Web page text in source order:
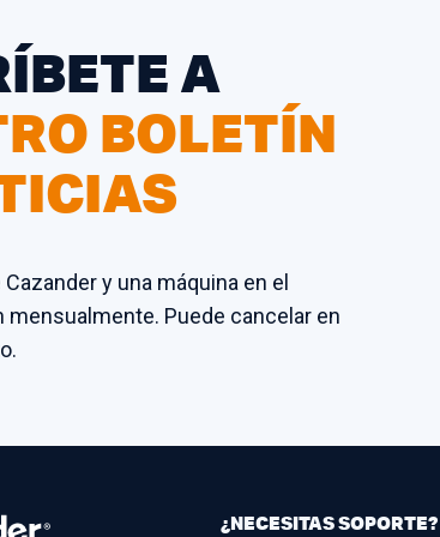
A
BOLETÍN
y una máquina en el
mensualmente. Puede cancelar en
¿NECESITAS SOPORTE?